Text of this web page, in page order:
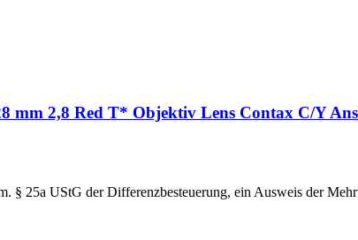
mm 2,8 Red T* Objektiv Lens Contax C/Y
§ 25a UStG der Differenzbesteuerung, ein Ausweis der